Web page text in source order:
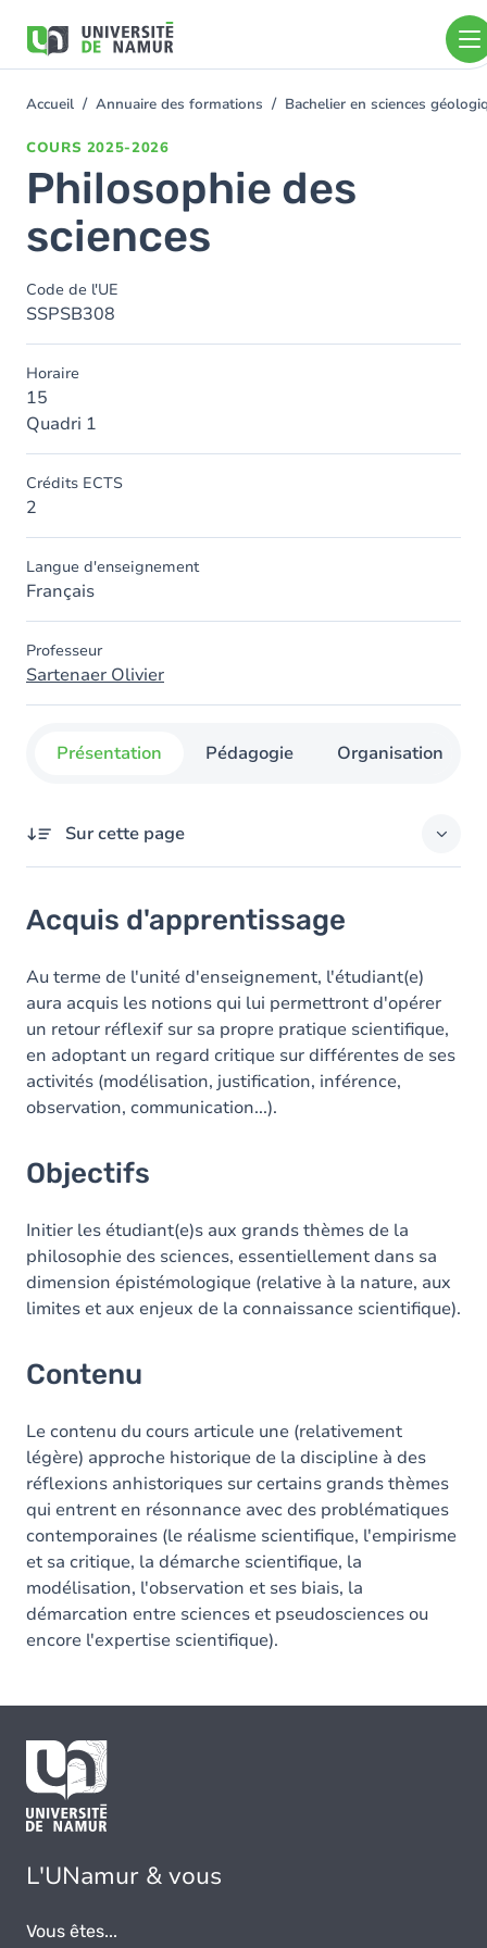
contenu
You
Accueil Annuaire des formations Bachelier en sciences
COURS 2025-2026
Philosophie des
sciences
Code de l'UE
SSPSB308
Horaire
15
Quadri 1
Crédits ECTS
2
Langue d'enseignement
Français
Professeur
Sartenaer Olivier
Présentation Pédagogie Organisation
Sur cette page
Objectifs
Contenu
Acquis d'apprentissage
Au terme de l'unité d'enseignement, l'étudiant(e)
aura acquis les notions qui lui permettront d'opérer
un retour réflexif sur sa propre pratique scientifique,
en adoptant un regard critique sur différentes de ses
activités (modélisation, justification, inférence,
observation, communication...).
Objectifs
Initier les étudiant(e)s aux grands thèmes de la
philosophie des sciences, essentiellement dans sa
dimension épistémologique (relative à la nature, aux
limites et aux enjeux de la connaissance scientifique).
Contenu
Le contenu du cours articule une (relativement
légère) approche historique de la discipline à des
réflexions anhistoriques sur certains grands thèmes
qui entrent en résonnance avec des problématiques
contemporaines (le réalisme scientifique, l'empirisme
et sa critique, la démarche scientifique, la
modélisation, l'observation et ses biais, la
démarcation entre sciences et pseudosciences ou
encore l'expertise scientifique).
L'UNamur & vous
Vous êtes...